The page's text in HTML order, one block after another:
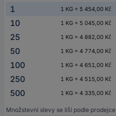
1 1 KG = 5 454,00 Kč
10
1 KG = 5 045,00 Kč
25
1 KG = 4 882,00 Kč
50
1 KG = 4 774,00 Kč
100
1 KG = 4 651,00 Kč
250
1 KG = 4 515,00 Kč
500
1 KG = 4 335,00 Kč
Množstevní slevy se liší podle prodejce